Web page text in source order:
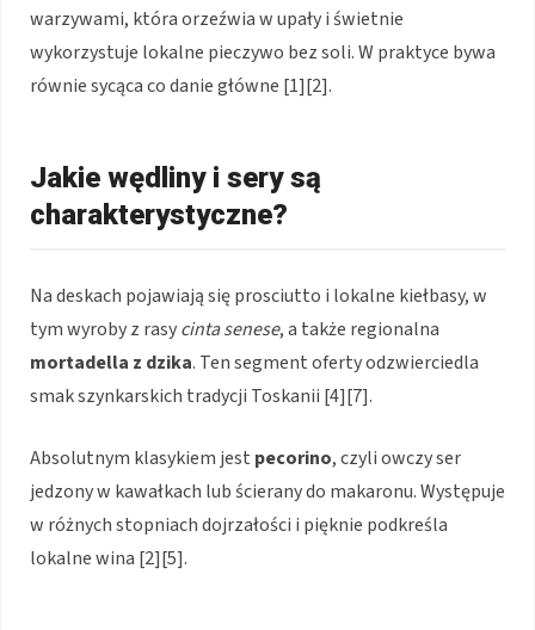
warzywami, która orzeźwia w upały i świetnie
wykorzystuje lokalne pieczywo bez soli. W praktyce bywa
równie sycąca co danie główne [1][2].
Jakie wędliny i sery są
charakterystyczne?
Na deskach pojawiają się prosciutto i lokalne kiełbasy, w
tym wyroby z rasycinta senese, a także regionalna
mortadella z dzika. Ten segment oferty odzwierciedla
smak szynkarskich tradycji Toskanii [4][7].
Absolutnym klasykiem jest pecorino, czyli owczy ser
jedzony w kawałkach lub ścierany do makaronu. Występuje
w różnych stopniach dojrzałości i pięknie podkreśla
lokalne wina [2][5].